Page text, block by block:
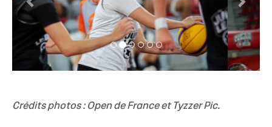
Crédits photos : Open de France et Tyzzer Pic.